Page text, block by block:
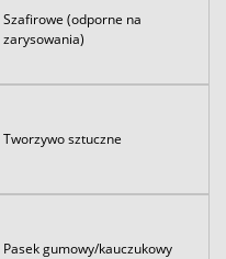
Szafirowe (odporne na
zarysowania)
Tworzywo sztuczne
Pasek gumowy/kauczukowy